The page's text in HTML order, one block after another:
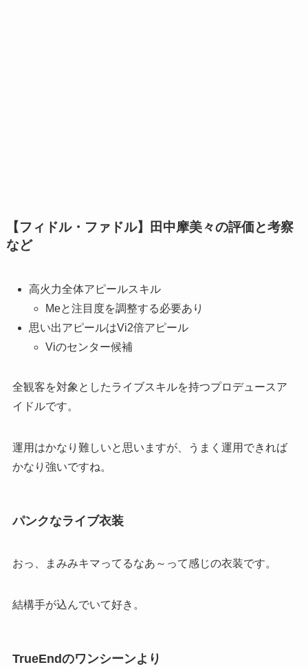
【フィドル・ファドル】田中摩美々の評価と考察
など
高火力全体アピールスキル
Meと注目度を調整する必要あり
思い出アピールはVi2倍アピール
Viのセンター候補
全観客を対象としたライブスキルを持つプロデュースア
イドルです。
運用はかなり難しいと思いますが、うまく運用できれば
かなり強いですね。
パンクなライブ衣装
おっ、まみみキマってるなあ～って感じの衣装です。
結構手が込んでいて好き。
TrueEndのワンシーンより